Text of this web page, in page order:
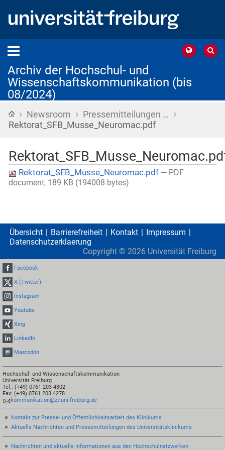
Archiv der Hochschul- und
Wissenschaftskommunikation (bis
08/2024)
Startseite
› Newsroom › Pressemitteilungen … ›
Rektorat_SFB_Musse_Neuromac.pdf
Rektorat_SFB_Musse_Neuromac.pdf — PDF
document, 189 KB (194008 bytes)
Übersicht Barrierefreiheit Kontakt
Impressum
Datenschutzerklaerung
Copyright © 2026 Universität Freiburg
Facebook
X (Twitter)
Instagram
Youtube
Xing
LinkedIn
Mastodon
Hochschul- und Wissenschaftskommunikation
Universität Freiburg
Tel.: (+49) 0761 203 4302
Fax: (+49) 0761 203 4278
kommunikation@zv.uni-freiburg.de
Kontakt zur Presse- und Öffentlichkeitsarbeit des Klinikums
Aktuelle Nachrichten und Pressemitteilungen des Universitätsklinikums
Nachrichten und aktuelle Informationen aus den Hochschulnetzwerken